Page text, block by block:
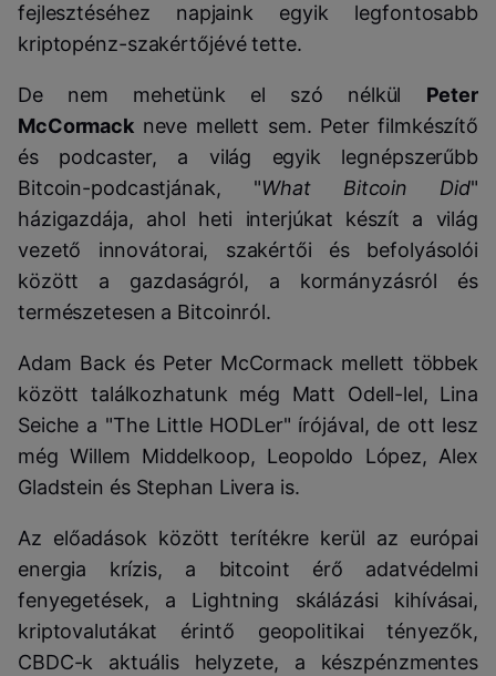
fejlesztéséhez napjaink egyik legfontosabb
kriptopénz-szakértőjévé tette.
De nem mehetünk el szó nélkül Peter
McCormack neve mellett sem. Peter filmkészítő
és podcaster, a világ egyik legnépszerűbb
Bitcoin-podcastjának, "What Bitcoin Did"
házigazdája, ahol heti interjúkat készít a világ
vezető innovátorai, szakértői és befolyásolói
között a gazdaságról, a kormányzásról és
természetesen a Bitcoinról.
Adam Back és Peter McCormack mellett többek
között találkozhatunk még Matt Odell-lel, Lina
Seiche a "The Little HODLer" írójával, de ott lesz
még Willem Middelkoop, Leopoldo López, Alex
Gladstein és Stephan Livera is.
Az előadások között terítékre kerül az európai
energia krízis, a bitcoint érő adatvédelmi
fenyegetések, a Lightning skálázási kihívásai,
kriptovalutákat érintő geopolitikai tényezők,
CBDC-k aktuális helyzete, a készpénzmentes